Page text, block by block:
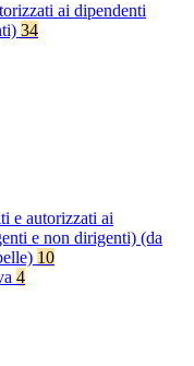
ai dipendenti
34
e autorizzati ai
e non dirigenti) (da
10
4